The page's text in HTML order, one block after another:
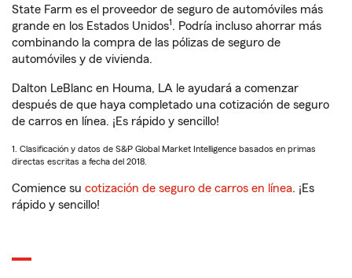
State Farm es el proveedor de seguro de automóviles más
grande en los Estados Unidos1. Podría incluso ahorrar más
combinando la compra de las pólizas de seguro de
automóviles y de vivienda.
Dalton LeBlanc en Houma, LA le ayudará a comenzar
después de que haya completado una cotización de seguro
de carros en línea. ¡Es rápido y sencillo!
1. Clasificación y datos de S&P Global Market Intelligence basados en primas
directas escritas a fecha del 2018.
Comience su cotización de seguro de carros en línea. ¡Es
rápido y sencillo!